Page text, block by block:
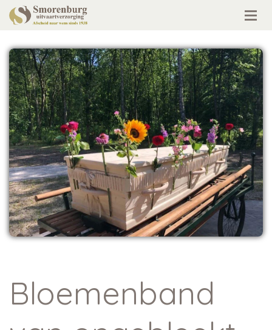
Bloemenband